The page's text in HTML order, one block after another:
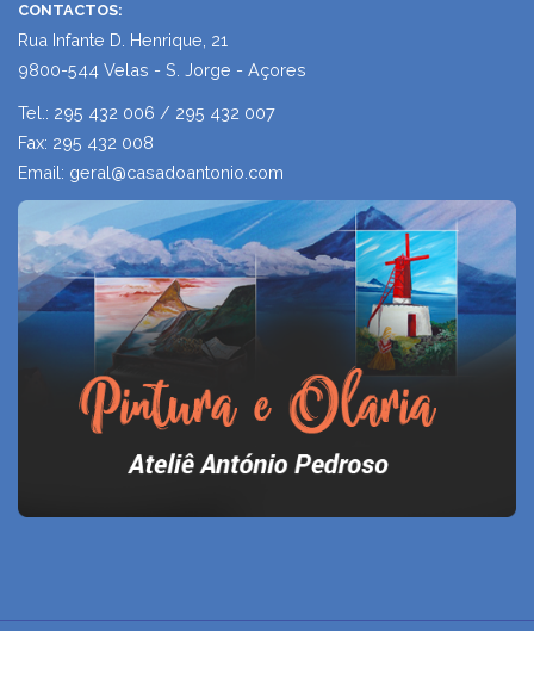
CONTACTOS:
Rua Infante D. Henrique, 21
9800-544 Velas - S. Jorge - Açores
Tel.: 295 432 006 / 295 432 007
Fax: 295 432 008
Email: geral@casadoantonio.com